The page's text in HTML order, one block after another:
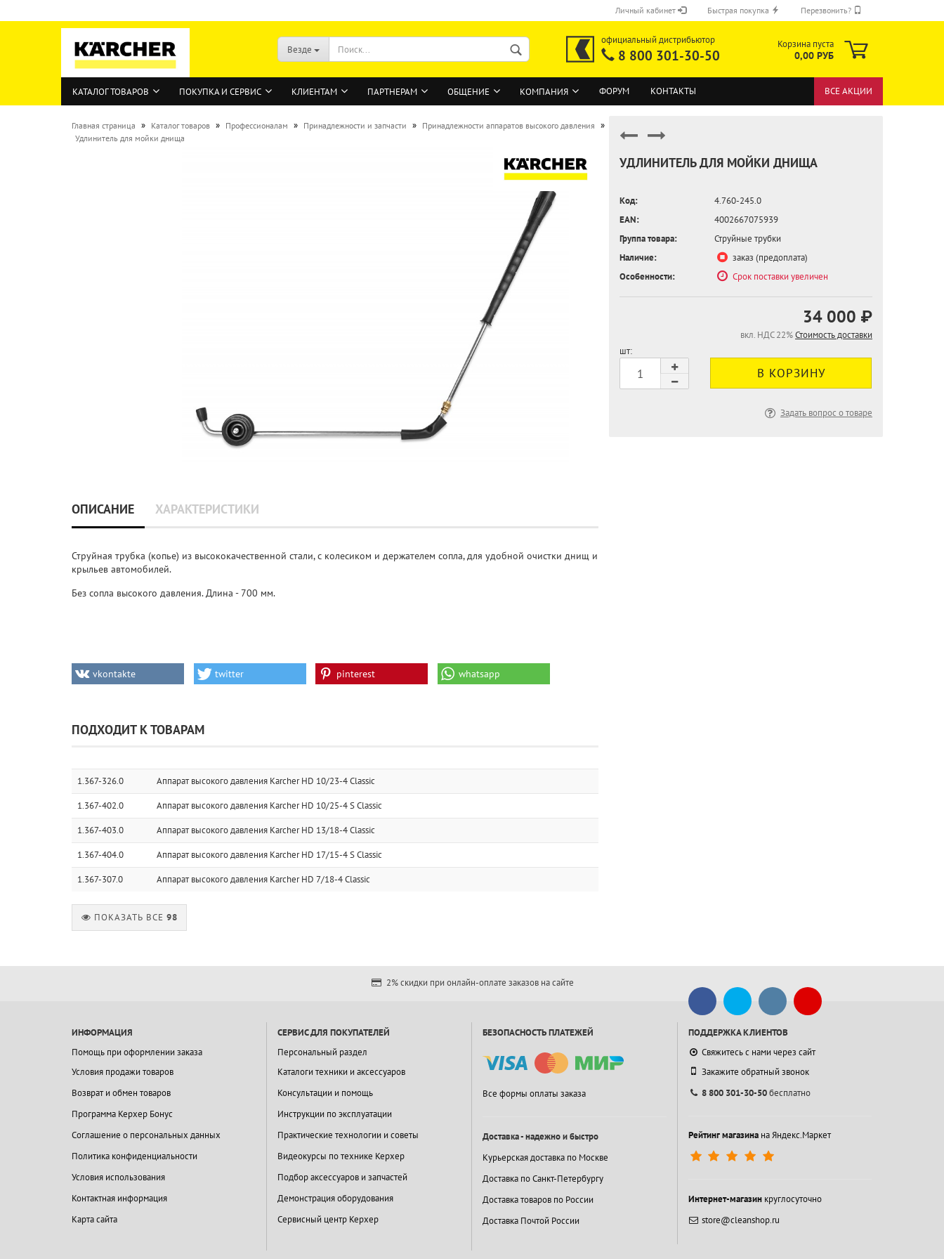
Личный кабинет
ВОЙТИ
Быстрая покупка Перезвонить?
Везде
официальный дистрибьютор
8 800 301-30-50
Корзина пуста
0,00 РУБ
КАТАЛОГ ТОВАРОВ ПОКУПКА И СЕРВИС КЛИЕНТАМ ПАРТНЕРАМ ОБЩЕНИЕ КОМПАНИЯ ФОРУМ КОНТАКТЫ ВСЕ АКЦИИ
Главная страница » Каталог товаров » Профессионалам » Принадлежности и запчасти » Принадлежности аппаратов высокого давления »
Удлинитель для мойки днища
УДЛИНИТЕЛЬ ДЛЯ МОЙКИ ДНИЩА
Код:
4.760-245.0
EAN:
4002667075939
Группа товара:
Струйные трубки
Наличие:
заказ (предоплата)
Особенности:
Срок поставки увеличен
34 000 ₽
вкл. НДС 22%Стоимость доставки
шт:
Задать вопрос о товаре
ОПИСАНИЕ ХАРАКТЕРИСТИКИ
Струйная трубка (копье) из высококачественной стали, с колесиком и держателем сопла, для удобной очистки днищ и
крыльев автомобилей.
Без сопла высокого давления. Длина - 700 мм.
vkontakte twitter pinterest whatsapp
ПОДХОДИТ К ТОВАРАМ
1.367-326.0 Аппарат высокого давления Karcher HD 10/23-4 Classic
1.367-402.0 Аппарат высокого давления Karcher HD 10/25-4 S Classic
1.367-403.0 Аппарат высокого давления Karcher HD 13/18-4 Classic
1.367-404.0 Аппарат высокого давления Karcher HD 17/15-4 S Classic
1.367-307.0 Аппарат высокого давления Karcher HD 7/18-4 Classic
ПОКАЗАТЬ ВСЕ98
2% скидки при онлайн-оплате заказов на сайте
ИНФОРМАЦИЯ
Помощь при оформлении заказа
Условия продажи товаров
Возврат и обмен товаров
Программа Керхер Бонус
Соглашение о персональных данных
Политика конфиденциальности
Условия использования
Контактная информация
Карта сайта
СЕРВИС ДЛЯ ПОКУПАТЕЛЕЙ
Персональный раздел
Каталоги техники и аксессуаров
Консультации и помощь
Инструкции по эксплуатации
Практические технологии и советы
Видеокурсы по технике Керхер
Подбор аксессуаров и запчастей
Демонстрация оборудования
Сервисный центр Керхер
БЕЗОПАСНОСТЬ ПЛАТЕЖЕЙ
Все формы оплаты заказа
Доставка - надежно и быстро
Курьерская доставка по Москве
Доставка по Санкт-Петербургу
Доставка товаров по России
Доставка Почтой России
ПОДДЕРЖКА КЛИЕНТОВ
Свяжитесь с нами через сайт
Закажите обратный звонок
8 800 301-30-50бесплатно
Рейтинг магазинана Яндекс.Маркет
Интернет-магазинкруглосуточно
store@cleanshop.ru